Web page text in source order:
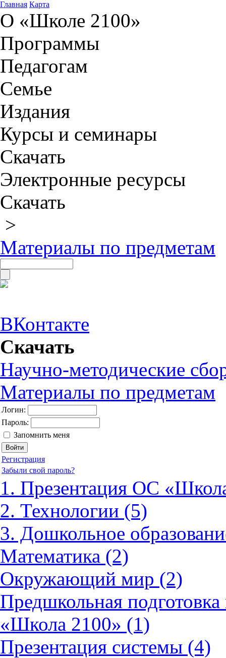
Главная Карта
О «Школе 2100»
Программы
Педагогам
Семье
Издания
Курсы и семинары
Скачать
Электронные ресурсы
Скачать
>
Материалы по предметам
ВКонтакте
Скачать
Научно-методические
Материалы по предметам
Логин:
Пароль:
Запомнить меня
Регистрация
Забыли свой пароль?
1. Презентация ОС
2. Технологии (5)
3. Дошкольное
Математика (2)
Окружающий мир (2)
Предшкольная
«Школа 2100» (1)
Презентация системы (4)